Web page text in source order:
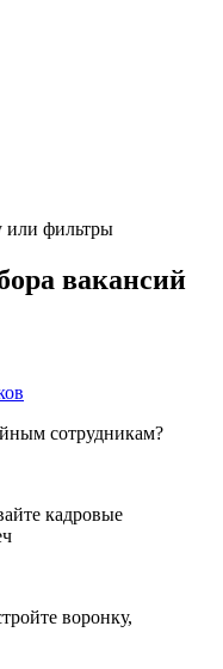
или фильтры
вакансий
сотрудникам?
кадровые
воронку,